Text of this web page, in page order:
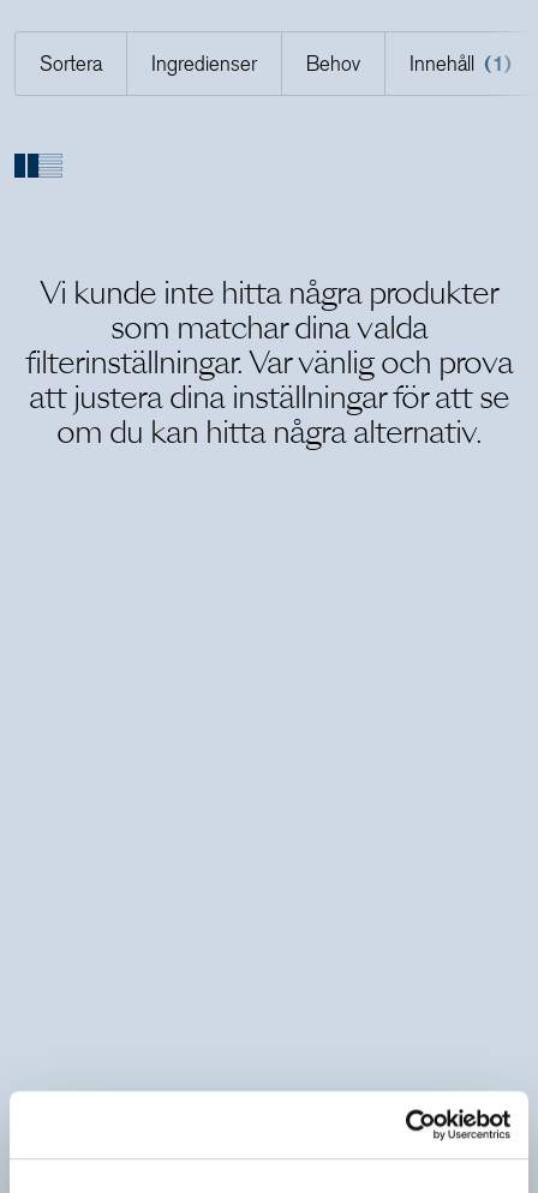
Holistics värld
Sortera Ingredienser Behov Innehåll (1)
Vi kunde inte hitta några produkter
som matchar dina valda
filterinställningar. Var vänlig och prova
att justera dina inställningar för att se
om du kan hitta några alternativ.